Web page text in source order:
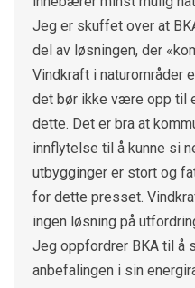
Jeg er skuffet over at
del av løsningen, der
Vindkraft i naturområder
det bør ikke være opp til
dette. Det er bra at
innflytelse til å kunne si
utbygginger er stort og
for dette presset.
ingen løsning på
Jeg oppfordrer BKA til å
anbefalingen i sin